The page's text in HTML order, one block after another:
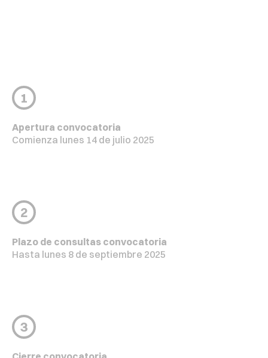
1
Apertura convocatoria
Comienza lunes 14 de julio 2025
2
Plazo de consultas convocatoria
Hasta lunes 8 de septiembre 2025
3